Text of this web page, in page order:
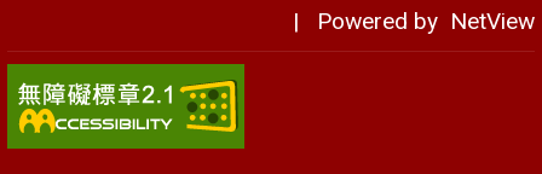
| Powered by NetView